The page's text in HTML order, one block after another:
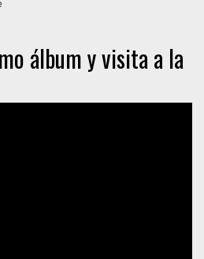
álbum y visita a la